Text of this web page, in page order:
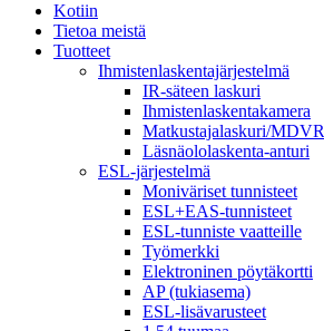
Kotiin
Tietoa meistä
Tuotteet
Ihmistenlaskentajärjestelmä
IR-säteen laskuri
Ihmistenlaskentakamera
Matkustajalaskuri/MDVR
Läsnäololaskenta-anturi
ESL-järjestelmä
Moniväriset tunnisteet
ESL+EAS-tunnisteet
ESL-tunniste vaatteille
Työmerkki
Elektroninen pöytäkortti
AP (tukiasema)
ESL-lisävarusteet